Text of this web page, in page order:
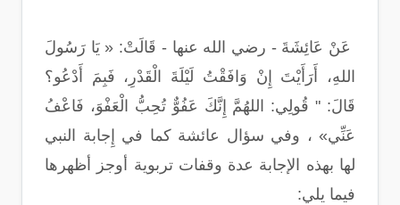
عَنْ عَائِشَةَ - رضي الله عنها - قَالَتْ: « يَا رَسُولَ
اللهِ، أَرَأَيْتَ إِنْ وَافَقْتُ لَيْلَةَ الْقَدْرِ، فَبِمَ أَدْعُو؟
قَالَ: " قُولِي: اللهُمَّ إِنَّكَ عَفُوٌّ تُحِبُّ الْعَفْوَ، فَاعْفُ
عَنِّي» ، وفي سؤال عائشة كما في إِجابة النبي
لها بهذه الإجابة عدة وقفات تربوية أوجز أظهرها
فيما يلي: